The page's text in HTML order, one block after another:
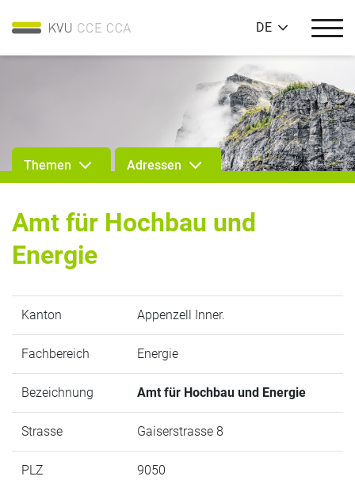
DE
Themen Adressen
Amt für Hochbau und
Energie
Kanton Appenzell Inner.
Fachbereich Energie
Bezeichnung Amt für Hochbau und Energie
Strasse Gaiserstrasse 8
PLZ 9050